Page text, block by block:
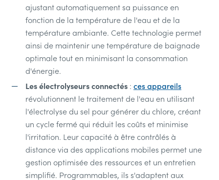
ajustant automatiquement sa puissance en
fonction de la température de l'eau et de la
température ambiante. Cette technologie permet
ainsi de maintenir une température de baignade
optimale tout en minimisant la consommation
d'énergie.
Les électrolyseurs connectés : ces appareils
révolutionnent le traitement de l'eau en utilisant
l'électrolyse du sel pour générer du chlore, créant
un cycle fermé qui réduit les coûts et minimise
l'irritation. Leur capacité à être contrôlés à
distance via des applications mobiles permet une
gestion optimisée des ressources et un entretien
simplifié. Programmables, ils s'adaptent aux